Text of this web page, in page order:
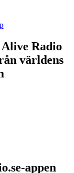
Alive Radio
världens
appen